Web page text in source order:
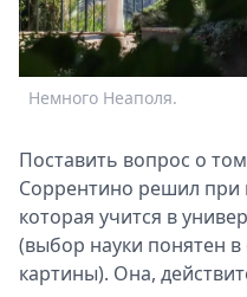
Немного Неаполя.
Поставить вопрос о
Соррентино решил
которая учится в
(выбор науки понятен
картины). Она,